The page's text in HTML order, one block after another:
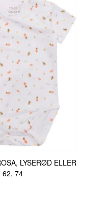
LYSERØD ELLER
62, 74